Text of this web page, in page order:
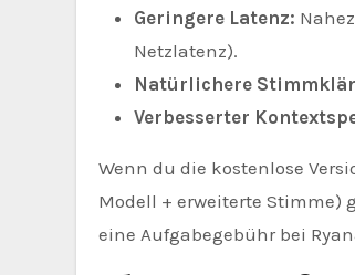
Geringere Latenz:
Netzlatenz).
Natürlichere
Verbesserter
Wenn du die kostenlose
Modell + erweiterte Stimme)
eine Aufgabegebühr bei